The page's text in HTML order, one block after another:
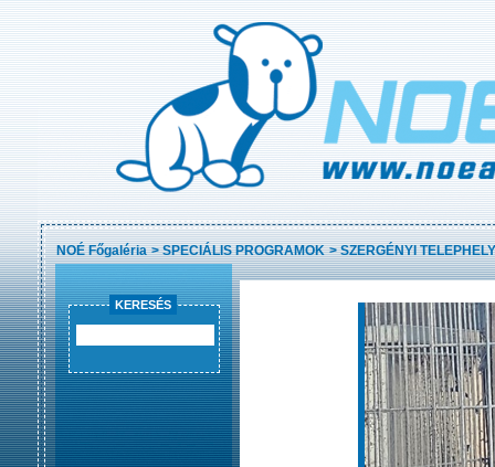
NOÉ Főgaléria >SPECIÁLIS PROGRAMOK >SZERGÉNYI
KERESÉS